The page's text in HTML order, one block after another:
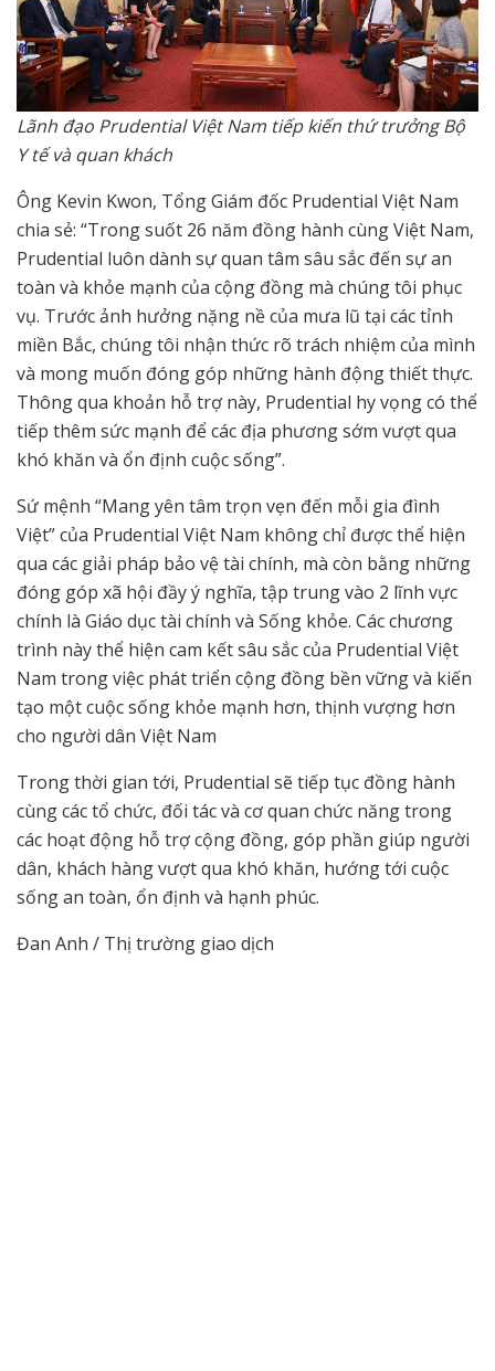
Lãnh đạo Prudential Việt Nam tiếp kiến thứ trưởng Bộ
Y tế và quan khách
Ông Kevin Kwon, Tổng Giám đốc Prudential Việt Nam
chia sẻ: “Trong suốt 26 năm đồng hành cùng Việt Nam,
Prudential luôn dành sự quan tâm sâu sắc đến sự an
toàn và khỏe mạnh của cộng đồng mà chúng tôi phục
vụ. Trước ảnh hưởng nặng nề của mưa lũ tại các tỉnh
miền Bắc, chúng tôi nhận thức rõ trách nhiệm của mình
và mong muốn đóng góp những hành động thiết thực.
Thông qua khoản hỗ trợ này, Prudential hy vọng có thể
tiếp thêm sức mạnh để các địa phương sớm vượt qua
khó khăn và ổn định cuộc sống”.
Sứ mệnh “Mang yên tâm trọn vẹn đến mỗi gia đình
Việt” của Prudential Việt Nam không chỉ được thể hiện
qua các giải pháp bảo vệ tài chính, mà còn bằng những
đóng góp xã hội đầy ý nghĩa, tập trung vào 2 lĩnh vực
chính là Giáo dục tài chính và Sống khỏe. Các chương
trình này thể hiện cam kết sâu sắc của Prudential Việt
Nam trong việc phát triển cộng đồng bền vững và kiến
tạo một cuộc sống khỏe mạnh hơn, thịnh vượng hơn
cho người dân Việt Nam
Trong thời gian tới, Prudential sẽ tiếp tục đồng hành
cùng các tổ chức, đối tác và cơ quan chức năng trong
các hoạt động hỗ trợ cộng đồng, góp phần giúp người
dân, khách hàng vượt qua khó khăn, hướng tới cuộc
sống an toàn, ổn định và hạnh phúc.
Đan Anh / Thị trường giao dịch